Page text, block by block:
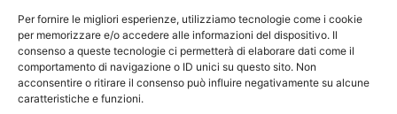
Per fornire le migliori esperienze, utilizziamo tecnologie come i cookie
per memorizzare e/o accedere alle informazioni del dispositivo. Il
consenso a queste tecnologie ci permetterà di elaborare dati come il
comportamento di navigazione o ID unici su questo sito. Non
acconsentire o ritirare il consenso può influire negativamente su alcune
caratteristiche e funzioni.
Cronaca
13498
Attualità
7303
top
News
4209
Cultura